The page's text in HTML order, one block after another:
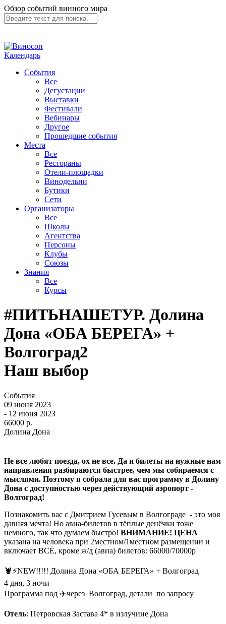
Обзор событий винного мира
Календарь
События
Все
Дегустации
Выставки
Фестивали
Вебинары
Другое
Прошедшие события
Места
Все
Рестораны
Отели-площадки
Винодельни
Бутики
Сети
Организаторы
Все
Школы
Агентства
Персоны
Клубы
Союзы
Знания
Все
Курсы
#ПИТЬНАШЕТУР. Долина
Дона «ОБА БЕРЕГА» +
Волгоград2
Наш выбор
События
09 июня 2023
- 12 июня 2023
66000 р.
Долина Дона
Не все любят поезда, ох не все. Да и билеты на нужные нам
направления разбираются быстрее, чем мы собираемся с
мыслями. Поэтому я собрала для вас программу в Долину
Дона с доступностью через действующий аэропорт -
Волгоград!
Познакомить вас с Дмитрием Гусевым в Волгограде - это моя
давняя мечта! Но авиа-билетов в тёплые денёчки тоже
немного, так что думаем быстро! ВНИМАНИЕ! ЦЕНА
указана на человека при 2местном/1местном размещении и
включает ВСЁ, кроме ж/д (авиа) билетов: 66000/70000р
🦞⚡️NEW!!!!! Долина Дона «ОБА БЕРЕГА» + Волгоград
4 дня, 3 ночи
Программа под ✈️через Волгоград, детали по запросу
Отель: Петровская Застава 4* в излучине Дона